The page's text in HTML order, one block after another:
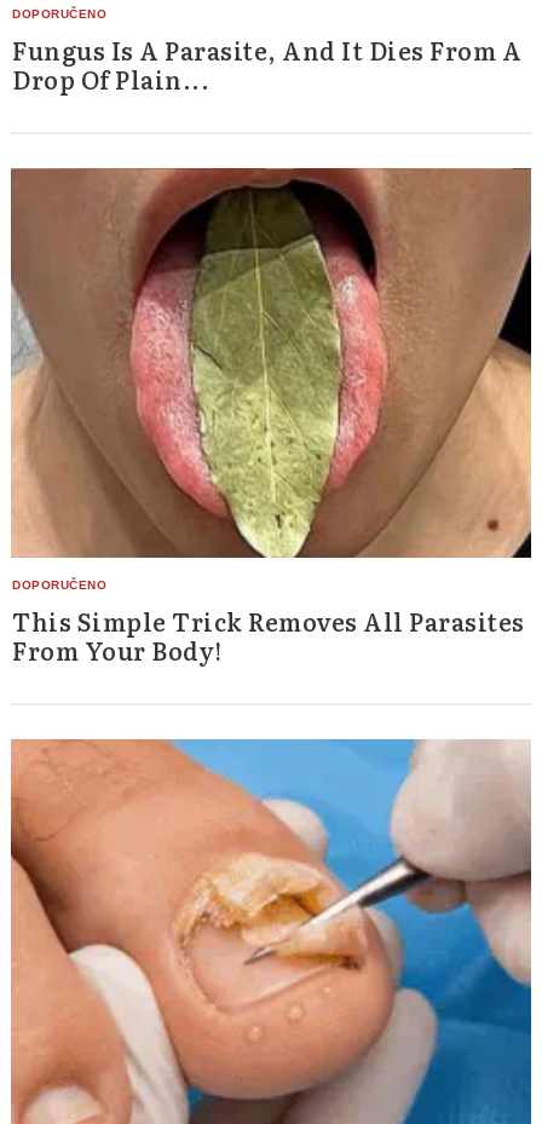
Fungus Is A Parasite, And It Dies From A
Drop Of Plain...
This Simple Trick Removes All Parasites
From Your Body!
Search